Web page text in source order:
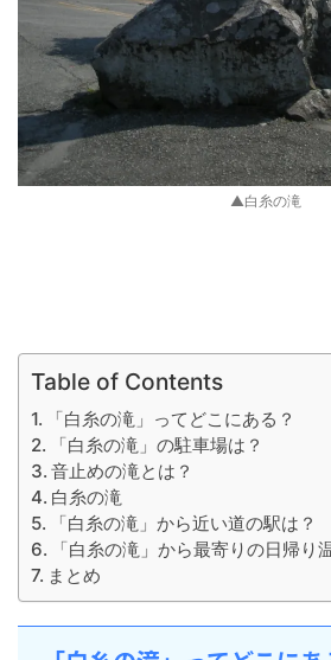
▲白糸の滝
Table of Contents
「白糸の滝」ってどこにある？
「白糸の滝」の駐車場は？
音止めの滝とは？
白糸の滝
「白糸の滝」から近い道の駅は？
「白糸の滝」から最寄りの日帰り
まとめ